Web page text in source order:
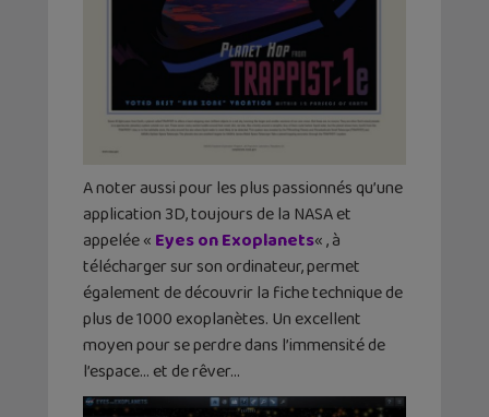
A noter aussi pour les plus passionnés qu’une
application 3D, toujours de la NASA et
appelée « Eyes on Exoplanets« , à
télécharger sur son ordinateur, permet
également de découvrir la fiche technique de
plus de 1000 exoplanètes. Un excellent
moyen pour se perdre dans l’immensité de
l’espace… et de rêver…